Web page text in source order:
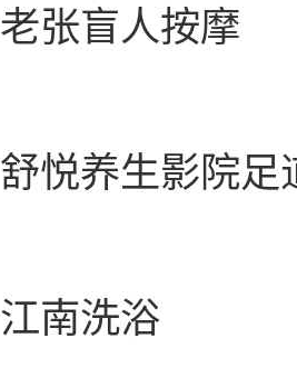
老张盲人按摩
舒悦养生影院足
江南洗浴